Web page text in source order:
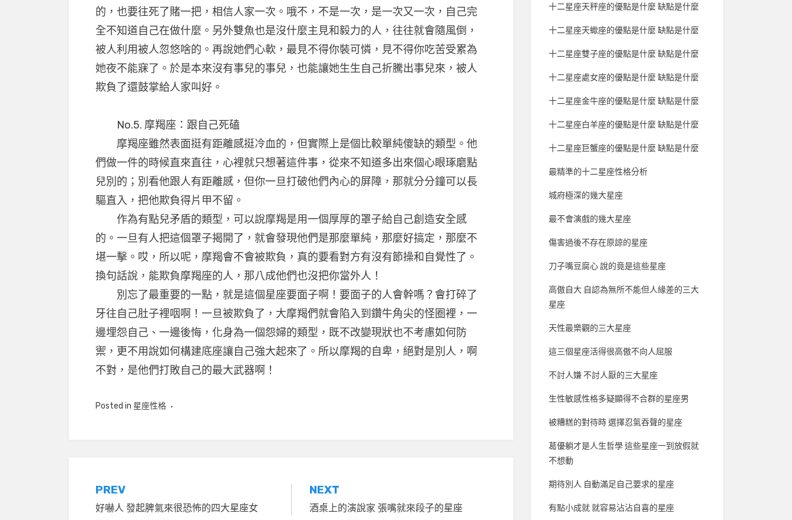
的，也要往死了賭一把，相信人家一次。哦不，不是一次，是一次又一次，自己完
全不知道自己在做什麼。另外雙魚也是沒什麼主見和毅力的人，往往就會隨風倒，
被人利用被人忽悠啥的。再說她們心軟，最見不得你裝可憐，見不得你吃苦受累為
她夜不能寐了。於是本來沒有事兒的事兒，也能讓她生生自己折騰出事兒來，被人
欺負了還鼓掌給人家叫好。
No.5. 摩羯座：跟自己死磕
摩羯座雖然表面挺有距離感挺冷血的，但實際上是個比較單純傻缺的類型。他
們做一件的時候直來直往，心裡就只想著這件事，從來不知道多出來個心眼琢磨點
兒別的；別看他跟人有距離感，但你一旦打破他們內心的屏障，那就分分鐘可以長
驅直入，把他欺負得片甲不留。
作為有點兒矛盾的類型，可以說摩羯是用一個厚厚的罩子給自己創造安全感
的。一旦有人把這個罩子揭開了，就會發現他們是那麼單純，那麼好搞定，那麼不
堪一擊。哎，所以呢，摩羯會不會被欺負，真的要看對方有沒有節操和自覺性了。
換句話說，能欺負摩羯座的人，那八成他們也沒把你當外人！
別忘了最重要的一點，就是這個星座要面子啊！要面子的人會幹嗎？會打碎了
牙往自己肚子裡咽啊！一旦被欺負了，大摩羯們就會陷入到鑽牛角尖的怪圈裡，一
邊埋怨自己、一邊後悔，化身為一個怨婦的類型，既不改變現狀也不考慮如何防
禦，更不用說如何構建底座讓自己強大起來了。所以摩羯的自卑，絕對是別人，啊
不對，是他們打敗自己的最大武器啊！
Posted in 星座性格
文
章
PREV
好嚇人 發起脾氣來很恐怖的四大星座女
NEXT
酒桌上的演說家 張嘴就來段子的星座
十二星座天秤座的優點是什麼 缺點是什麼
十二星座天蠍座的優點是什麼 缺點是什麼
十二星座雙子座的優點是什麼 缺點是什麼
十二星座處女座的優點是什麼 缺點是什麼
十二星座金牛座的優點是什麼 缺點是什麼
十二星座白羊座的優點是什麼 缺點是什麼
十二星座巨蟹座的優點是什麼 缺點是什麼
最精準的十二星座性格分析
城府極深的幾大星座
最不會演戲的幾大星座
傷害過後不存在原諒的星座
刀子嘴豆腐心 說的竟是這些星座
高傲自大 自認為無所不能但人緣差的三大
星座
天性最樂觀的三大星座
這三個星座活得很高傲不向人屈服
不討人嫌 不討人厭的三大星座
生性敏感性格多疑顯得不合群的星座男
被糟糕的對待時 選擇忍氣吞聲的星座
葛優躺才是人生哲學 這些星座一到放假就
不想動
期待別人 自動滿足自己要求的星座
有點小成就 就容易沾沾自喜的星座